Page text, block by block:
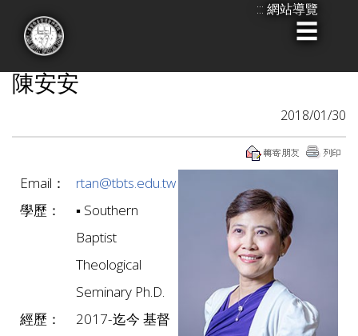
::: 網站導覽
陳安安
2018/01/30
Email：
rtan@tbts.edu.tw
學歷：
▪ Southern
Baptist
Theological
Seminary Ph.D.
經歷：
2017-迄今 基督